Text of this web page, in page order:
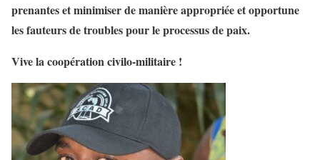
prenantes et minimiser de manière appropriée et opportune
les fauteurs de troubles pour le processus de paix.
Vive la coopération civilo-militaire !